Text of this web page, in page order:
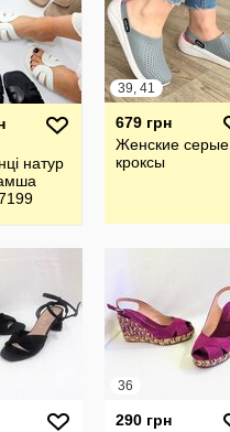
натур
39, 41
679 грн
Женские серые
кроксы
36
290 грн